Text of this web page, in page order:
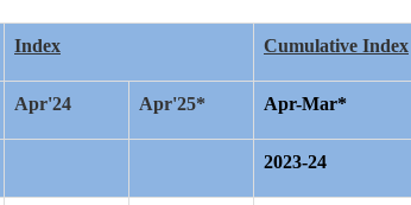
Index Cumulative Index
Apr'24 Apr'25* Apr-Mar*
2023-24